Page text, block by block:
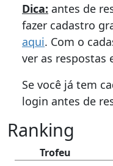
Dica: antes de
fazer cadastro
aqui. Com o
ver as respostas
Se você já tem
login antes de
Ranking
Trofeu